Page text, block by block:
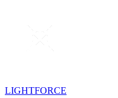
LIGHTFORCE